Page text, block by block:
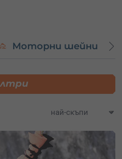
ваучер с отворена дата и
датата на своя скок,
? Купи ваучер за локация по
сам да избере къде иска да
които нямат намерение
Моторни шейни